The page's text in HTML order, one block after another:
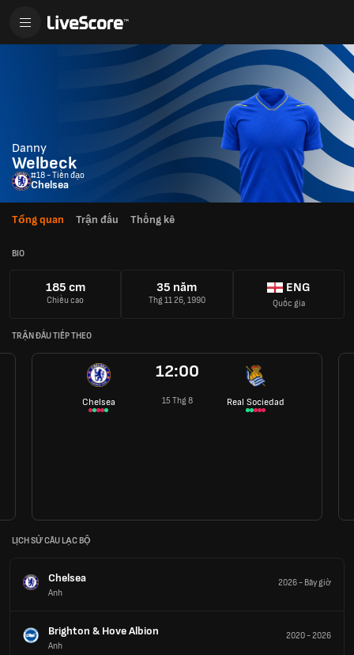
Danny
Welbeck
#18 - Tiền đạo
Chelsea
Tổng quan Trận đấu Thống kê
BIO
185 cm
Chiều cao
35 năm
Thg 11 26, 1990
ENG
Quốc gia
TRẬN ĐẤU TIẾP THEO
Chelsea
12:00
15 Thg 8 Real Sociedad
LỊCH SỬ CÂU LẠC BỘ
Chelsea
Anh
2026- Bây giờ
Brighton & Hove Albion
Anh
2020-2026